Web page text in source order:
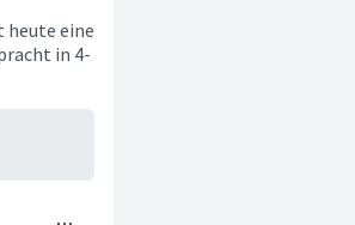
heute eine
in 4-